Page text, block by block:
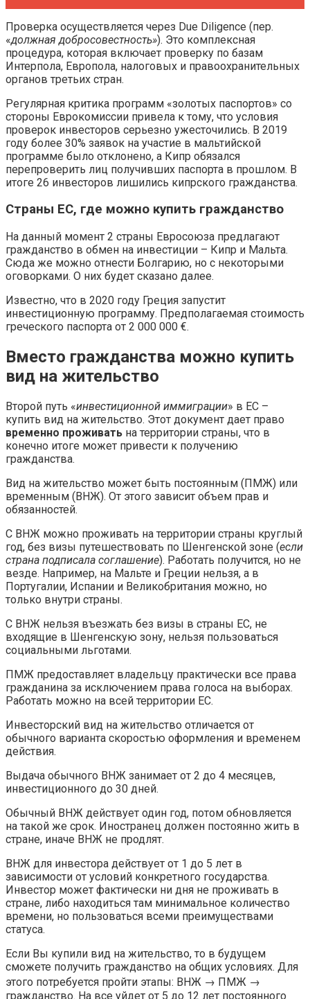
Проверка осуществляется через Due Diligence (пер.
«должная добросовестность»). Это комплексная
процедура, которая включает проверку по базам
Интерпола, Европола, налоговых и правоохранительных
органов третьих стран.
Регулярная критика программ «золотых паспортов» со
стороны Еврокомиссии привела к тому, что условия
проверок инвесторов серьезно ужесточились. В 2019
году более 30% заявок на участие в мальтийской
программе было отклонено, а Кипр обязался
перепроверить лиц получивших паспорта в прошлом. В
итоге 26 инвесторов лишились кипрского гражданства.
Страны ЕС, где можно купить гражданство
На данный момент 2 страны Евросоюза предлагают
гражданство в обмен на инвестиции – Кипр и Мальта.
Сюда же можно отнести Болгарию, но с некоторыми
оговорками. О них будет сказано далее.
Известно, что в 2020 году Греция запустит
инвестиционную программу. Предполагаемая стоимость
греческого паспорта от 2 000 000 €.
Вместо гражданства можно купить
вид на жительство
Второй путь «инвестиционной иммиграции» в ЕС –
купить вид на жительство. Этот документ дает право
временно проживать на территории страны, что в
конечно итоге может привести к получению
гражданства.
Вид на жительство может быть постоянным (ПМЖ) или
временным (ВНЖ). От этого зависит объем прав и
обязанностей.
С ВНЖ можно проживать на территории страны круглый
год, без визы путешествовать по Шенгенской зоне (если
страна подписала соглашение). Работать получится, но не
везде. Например, на Мальте и Греции нельзя, а в
Португалии, Испании и Великобритания можно, но
только внутри страны.
С ВНЖ нельзя въезжать без визы в страны ЕС, не
входящие в Шенгенскую зону, нельзя пользоваться
социальными льготами.
ПМЖ предоставляет владельцу практически все права
гражданина за исключением права голоса на выборах.
Работать можно на всей территории ЕС.
Инвесторский вид на жительство отличается от
обычного варианта скоростью оформления и временем
действия.
Выдача обычного ВНЖ занимает от 2 до 4 месяцев,
инвестиционного до 30 дней.
Обычный ВНЖ действует один год, потом обновляется
на такой же срок. Иностранец должен постоянно жить в
стране, иначе ВНЖ не продлят.
ВНЖ для инвестора действует от 1 до 5 лет в
зависимости от условий конкретного государства.
Инвестор может фактически ни дня не проживать в
стране, либо находиться там минимальное количество
времени, но пользоваться всеми преимуществами
статуса.
Если Вы купили вид на жительство, то в будущем
сможете получить гражданство на общих условиях. Для
этого потребуется пройти этапы: ВНЖ → ПМЖ →
гражданство. На все уйдет от 5 до 12 лет постоянного